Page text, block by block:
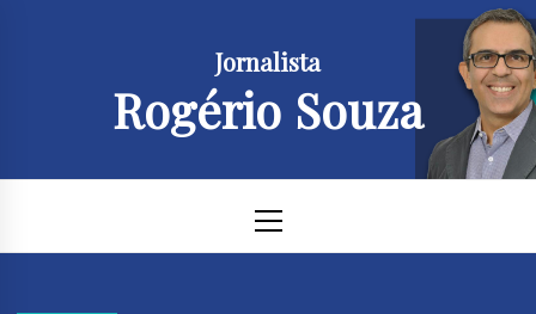
Jornalista
Rogério Souza
Menu